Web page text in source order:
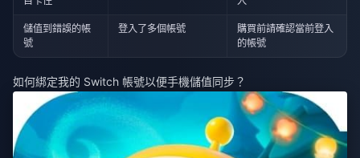
儲值到錯誤的帳
號
登入了多個帳號
購買前請確認當前登入
的帳號
如何綁定我的 Switch 帳號以便手機儲值同步？